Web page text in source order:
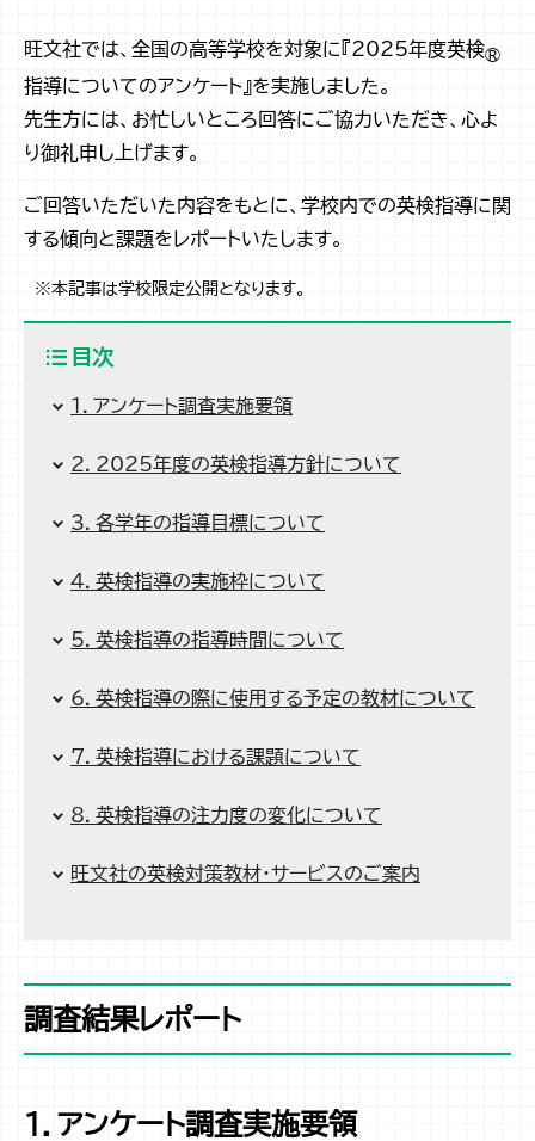
旺文社では、全国の高等学校を対象に『2025年度英検®
指導についてのアンケート』を実施しました。
先生方には、お忙しいところ回答にご協力いただき、心よ
り御礼申し上げます。
ご回答いただいた内容をもとに、学校内での英検指導に関
する傾向と課題をレポートいたします。
※本記事は学校限定公開となります。
目次
1．アンケート調査実施要領
2．2025年度の英検指導方針について
3．各学年の指導目標について
4．英検指導の実施枠について
5．英検指導の指導時間について
6．英検指導の際に使用する予定の教材について
7．英検指導における課題について
8．英検指導の注力度の変化について
旺文社の英検対策教材・サービスのご案内
調査結果レポート
1．アンケート調査実施要領